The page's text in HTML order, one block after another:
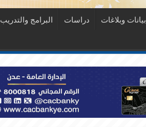
بيانات وبلاغات دراسات البرامج والتدريب